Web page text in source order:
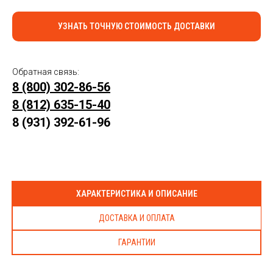
УЗНАТЬ ТОЧНУЮ СТОИМОСТЬ ДОСТАВКИ
Обратная связь:
8 (800) 302-86-56
8 (812) 635-15-40
8 (931) 392-61-96
ХАРАКТЕРИСТИКА И ОПИСАНИЕ
ДОСТАВКА И ОПЛАТА
ГАРАНТИИ